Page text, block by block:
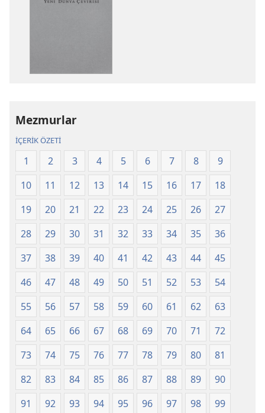
Baskı
(2025)
Baskı
(2025)
Mezmurlar
İÇERİK ÖZETİ
1 2 3 4 5 6 7 8
9
10
11 12 13 14 15 16 17
18
19
20 21 22 23 24 25 26
27
28
29 30 31 32 33 34 35
36
37
38 39 40 41 42 43 44
45
46
47 48 49 50 51 52 53
54
55
56 57 58 59 60 61 62
63
64
65 66 67 68 69 70 71
72
73
74 75 76 77 78 79 80
81
82
83 84 85 86 87 88 89
90
91
92 93 94 95 96 97 98
99